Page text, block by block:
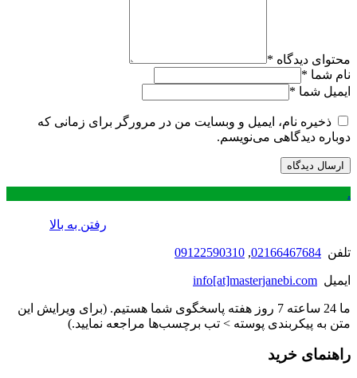
محتوای دیدگاه *
نام شما *
ایمیل شما *
ذخیره نام، ایمیل و وبسایت من در مرورگر برای زمانی که
دوباره دیدگاهی می‌نویسم.
.
رفتن به بالا
تلفن 02166467684
,
09122590310
ایمیل info[at]masterjanebi.com
ما 24 ساعته 7 روز هفته پاسخگوی شما هستیم. (برای ویرایش این
متن به پیکربندی پوسته > تب برچسب‌ها مراجعه نمایید.)
راهنمای خرید